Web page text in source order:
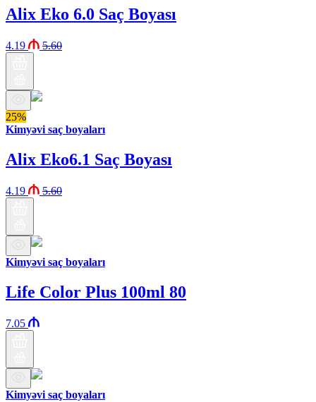
Alix Eko 6.0 Saç Boyası
4.19 5.60
25%
Kimyəvi saç boyaları
Alix Eko6.1 Saç Boyası
4.19 5.60
Kimyəvi saç boyaları
Life Color Plus 100ml 80
7.05
Kimyəvi saç boyaları